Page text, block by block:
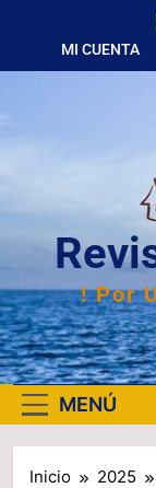
contenido
MI CUENTA
! Por
MENÚ
Inicio 2025